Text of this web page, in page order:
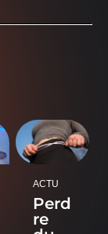
ACTU
Perd
re